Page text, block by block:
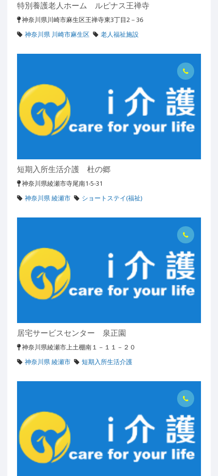
特別養護老人ホーム ルピナス王禅寺
神奈川県川崎市麻生区王禅寺東3丁目2－36
神奈川県 川崎市麻生区
老人福祉施設
短期入所生活介護 杜の郷
神奈川県綾瀬市寺尾南1-5-31
神奈川県 綾瀬市
ショートステイ(福祉)
居宅サービスセンター 泉正園
神奈川県綾瀬市上土棚南１－１１－２０
神奈川県 綾瀬市
短期入所生活介護